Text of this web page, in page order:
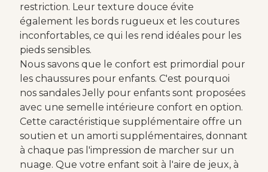
restriction. Leur texture douce évite
également les bords rugueux et les coutures
inconfortables, ce qui les rend idéales pour les
pieds sensibles.
Nous savons que le confort est primordial pour
les chaussures pour enfants. C'est pourquoi
nos sandales Jelly pour enfants sont proposées
avec une semelle intérieure confort en option.
Cette caractéristique supplémentaire offre un
soutien et un amorti supplémentaires, donnant
à chaque pas l'impression de marcher sur un
nuage. Que votre enfant soit à l'aire de jeux, à